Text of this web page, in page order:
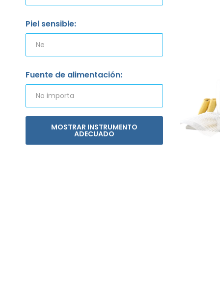
Piel sensible:
Fuente de alimentación:
MOSTRAR INSTRUMENTO
ADECUADO